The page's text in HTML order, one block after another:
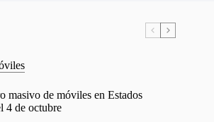
masivo de móviles en Estados
4 de octubre